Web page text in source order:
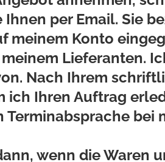
per Email. Sie
meinem Konto
Lieferanten.
Nach Ihrem
ich Ihren Auftrag
Terminabsprache bei
wenn die Waren